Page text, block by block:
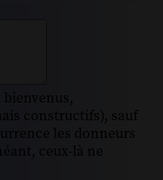
constructifs), sauf
les donneurs
ceux-là ne